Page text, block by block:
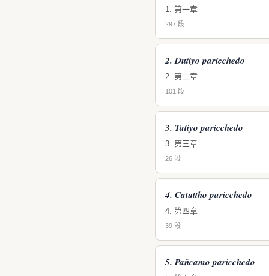
1. 第一章
297 段
2. Dutiyo paricchedo
2. 第二章
101 段
3. Tatiyo paricchedo
3. 第三章
26 段
4. Catuttho paricchedo
4. 第四章
39 段
5. Pañcamo paricchedo